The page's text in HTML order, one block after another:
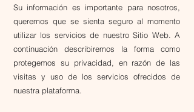
​Su información es importante para nosotros,
queremos que se sienta seguro al momento
utilizar los servicios de nuestro Sitio Web. A
continuación describiremos la forma como
protegemos su privacidad, en razón de las
visitas y uso de los servicios ofrecidos de
nuestra plataforma.